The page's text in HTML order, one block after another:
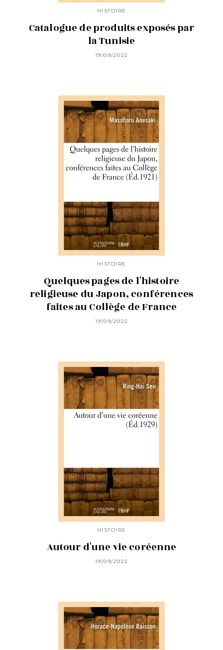
HISTOIRE
Catalogue de produits exposés par
la Tunisie
19/09/2022
HISTOIRE
Quelques pages de l'histoire
religieuse du Japon, conférences
faites au Collège de France
19/09/2022
HISTOIRE
Autour d'une vie coréenne
19/09/2022